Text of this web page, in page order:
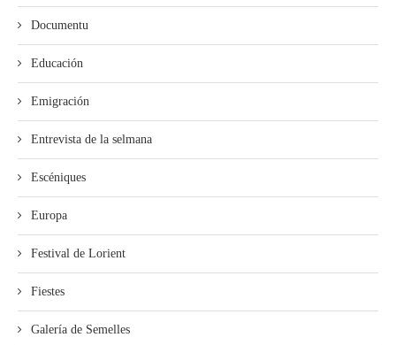
Documentu
Educación
Emigración
Entrevista de la selmana
Escéniques
Europa
Festival de Lorient
Fiestes
Galería de Semelles